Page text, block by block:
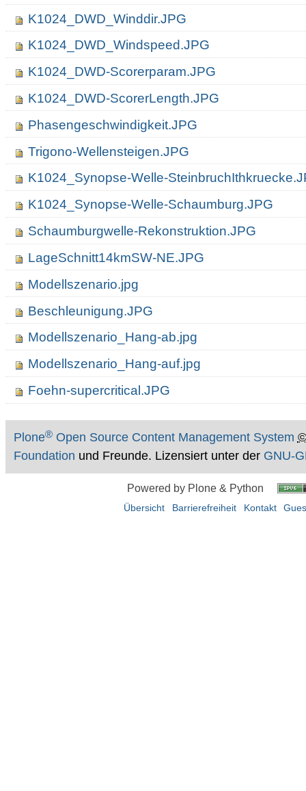
K1024_DWD_Winddir.JPG
K1024_DWD_Windspeed.JPG
K1024_DWD-Scorerparam.JPG
K1024_DWD-ScorerLength.JPG
Phasengeschwindigkeit.JPG
Trigono-Wellensteigen.JPG
K1024_Synopse-Welle-
K1024_Synopse-Welle-Schaumburg.JPG
Schaumburgwelle-Rekonstruktion.JPG
LageSchnitt14kmSW-NE.JPG
Modellszenario.jpg
Beschleunigung.JPG
Modellszenario_Hang-ab.jpg
Modellszenario_Hang-auf.jpg
Foehn-supercritical.JPG
Plone®Open Source Content Management System ©
Foundation und Freunde. Lizensiert unter der GNU-
Powered by Plone & Python
Übersicht Barrierefreiheit Kontakt